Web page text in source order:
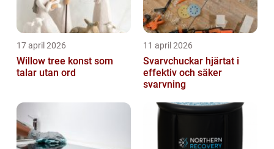
17 april 2026
Willow tree konst som
talar utan ord
11 april 2026
Svarvchuckar hjärtat i
effektiv och säker
svarvning